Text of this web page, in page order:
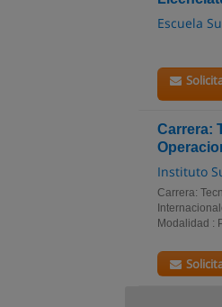
Escuela
Carrera:
Instituto
Carrera:
Modalidad :